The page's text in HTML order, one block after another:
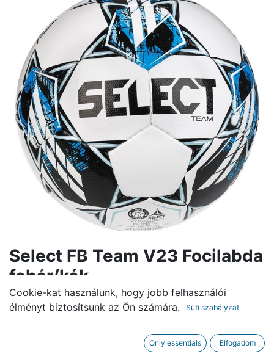
Select FB Team V23 Focilabda
fehér/kék
13.500,00Ft
KOSÁRBA
Cookie-kat használunk, hogy jobb felhasználói
élményt biztosítsunk az Ön számára.
Süti szabályzat
Only essentials Elfogadom